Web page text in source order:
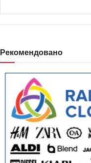
Рекомендовано